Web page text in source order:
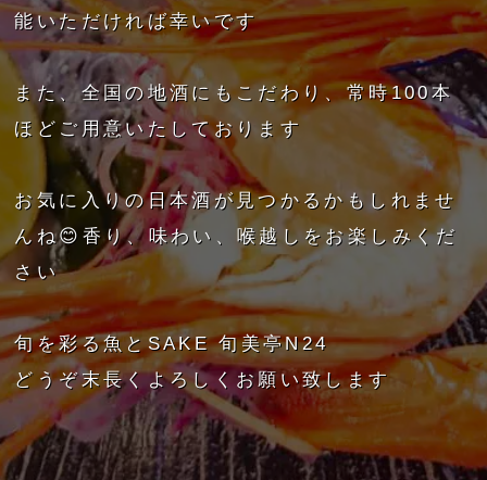
能いただければ幸いです
また、全国の地酒にもこだわり、常時100本
ほどご用意いたしております
お気に入りの日本酒が見つかるかもしれませ
んね😊香り、味わい、喉越しをお楽しみくだ
さい
旬を彩る魚とSAKE 旬美亭N24
どうぞ末長くよろしくお願い致します